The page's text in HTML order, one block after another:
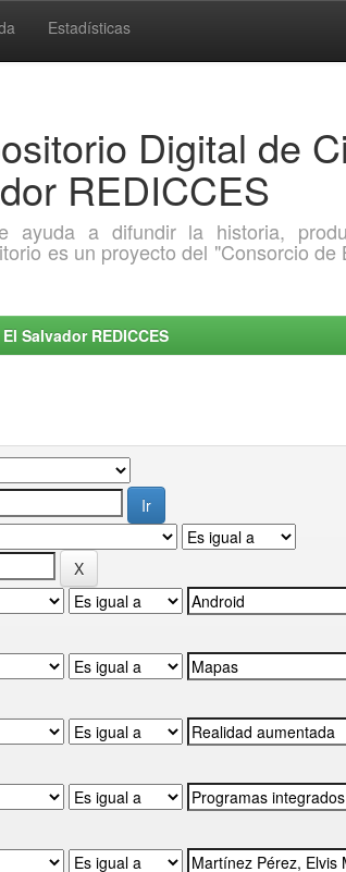
Estadísticas
Digital de
REDICCES
ayuda a difundir la historia,
es un proyecto del "Consorcio
Salvador REDICCES